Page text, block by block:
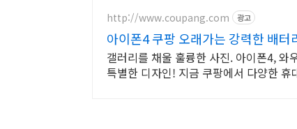
http://www.coupang.com 광고
아이폰4 쿠팡 오래가는 강력한 배터
갤러리를 채울 훌륭한 사진. 아이폰4, 와
특별한 디자인! 지금 쿠팡에서 다양한 휴